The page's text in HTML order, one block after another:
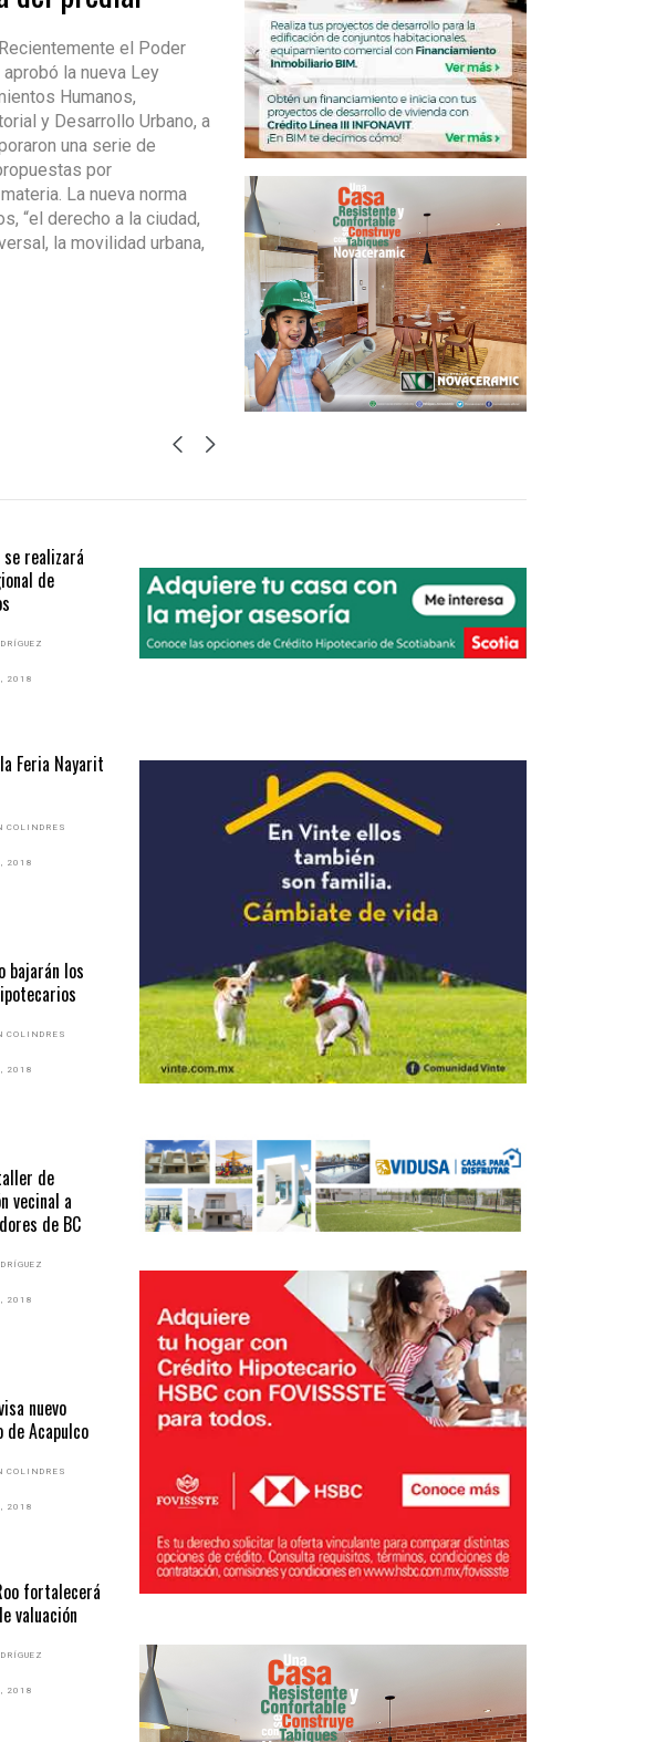
el Poder
la nueva Ley
Humanos,
y Desarrollo Urbano, a
una serie de
por
La nueva norma
“el derecho a la ciudad,
la movilidad urbana,
se realizará
de
2018
Feria Nayarit
COLINDRES
2018
bajarán los
COLINDRES
2018
de
vecinal a
de BC
2018
nuevo
de Acapulco
COLINDRES
2018
fortalecerá
valuación
2018